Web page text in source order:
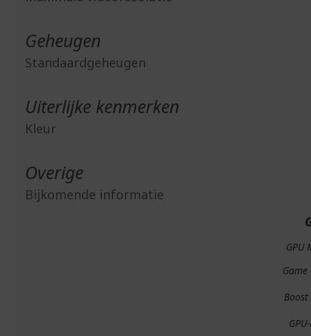
Geheugen
Standaardgeheugen
Uiterlijke kenmerken
Kleur
Overige
Bijkomende informatie
GPU
Game